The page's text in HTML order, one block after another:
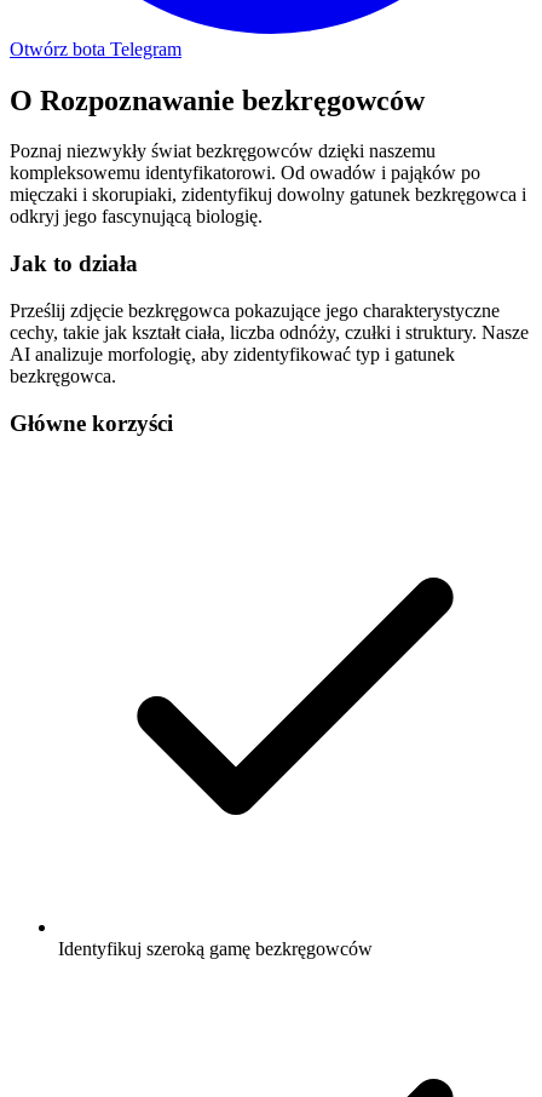
Otwórz bota Telegram
O Rozpoznawanie bezkręgowców
Poznaj niezwykły świat bezkręgowców dzięki naszemu
kompleksowemu identyfikatorowi. Od owadów i pająków po
mięczaki i skorupiaki, zidentyfikuj dowolny gatunek bezkręgowca i
odkryj jego fascynującą biologię.
Jak to działa
Prześlij zdjęcie bezkręgowca pokazujące jego charakterystyczne
cechy, takie jak kształt ciała, liczba odnóży, czułki i struktury. Nasze
AI analizuje morfologię, aby zidentyfikować typ i gatunek
bezkręgowca.
Główne korzyści
Identyfikuj szeroką gamę bezkręgowców